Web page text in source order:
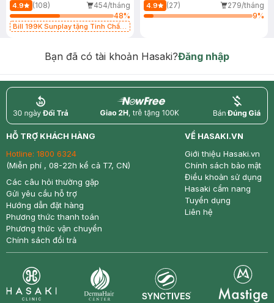
4.9 (108)
454/tháng
48%
Bill 199K Sunplay tặng Tinh Chất
4.9 (27)
279/tháng
9%
Bạn đã có tài khoản Hasaki?Đăng nhập
return nowfree price
HỖ TRỢ KHÁCH HÀNG
Hotline: 1800 6324
(Miễn phí , 08-22h kể cả T7, CN)
Các câu hỏi thường gặp
Gửi yêu cầu hỗ trợ
Hướng dẫn đặt hàng
Phương thức thanh toán
Phương thức vận chuyển
Chính sách đổi trả
VỀ HASAKI.VN
Giới thiệu Hasaki.vn
Chính sách bảo mật
Điều khoản sử dụng
Hasaki cẩm nang
Tuyển dụng
Liên hệ